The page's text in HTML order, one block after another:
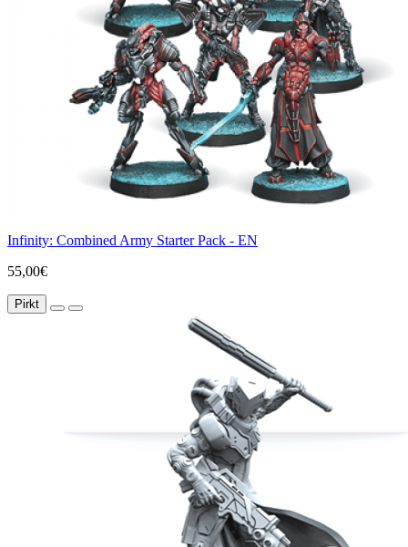
Infinity: Combined Army Starter Pack - EN
55,00€
Pirkt